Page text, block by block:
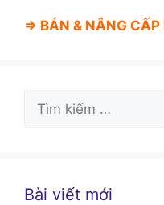
⇒ BÁN & NÂNG
Tìm
kiếm
Bài viết mới